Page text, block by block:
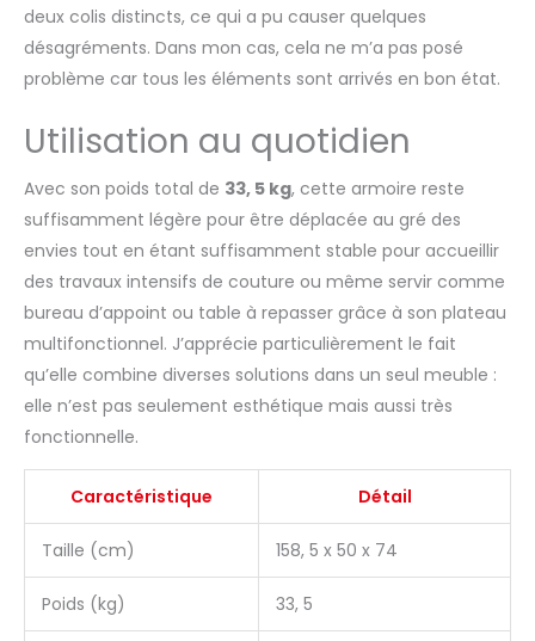
deux colis distincts, ce qui a pu causer quelques
désagréments. Dans mon cas, cela ne m’a pas posé
problème car tous les éléments sont arrivés en bon état.
Utilisation au quotidien
Avec son poids total de 33, 5 kg, cette armoire reste
suffisamment légère pour être déplacée au gré des
envies tout en étant suffisamment stable pour accueillir
des travaux intensifs de couture ou même servir comme
bureau d’appoint ou table à repasser grâce à son plateau
multifonctionnel. J’apprécie particulièrement le fait
qu’elle combine diverses solutions dans un seul meuble :
elle n’est pas seulement esthétique mais aussi très
fonctionnelle.
Caractéristique Détail
Taille (cm) 158, 5 x 50 x 74
Poids (kg) 33, 5